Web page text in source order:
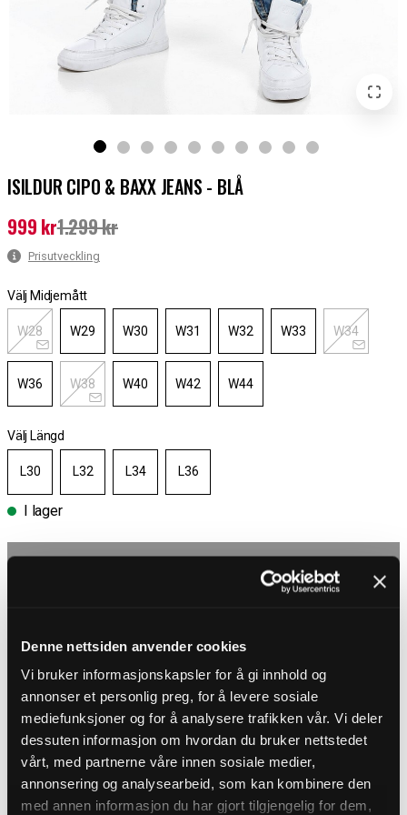
Denne nettsiden anvender cookies
Vi bruker informasjonskapsler for å gi innhold og
annonser et personlig preg, for å levere sosiale
mediefunksjoner og for å analysere trafikken vår. Vi deler
dessuten informasjon om hvordan du bruker nettstedet
vårt, med partnerne våre innen sosiale medier,
annonsering og analysearbeid, som kan kombinere den
med annen informasjon du har gjort tilgjengelig for dem,
ISILDUR CIPO & BAXX JEANS - BLÅ
Nuvarande pris:999 kr
999 kr1.299 kr
Prisutveckling
Välj Midjemått
W28 W29 W30 W31 W32 W33 W34
W36 W38 W40 W42 W44
Välj Längd
L30 L32 L34 L36
I lager
Leverans 1-3 Dagar
PRODUKTBESKRIVNING
Blå jeans med grova sömmar från Cipo & Baxx
Byxor i mjuk denim med slitningar och grova sömmar i vitt och beige.
Något smalare modell med tre fickor fram och två bak. Detaljerade
med patch med loggan i linningen och en mindre dragkedja fram.